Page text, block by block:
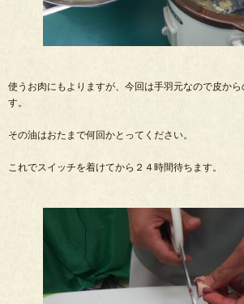
使うお肉にもよりますが、今回は手羽元なので皮か
す。
その油はおたまで何回かとってください。
これでスイッチを着けてから２４時間待ちます。